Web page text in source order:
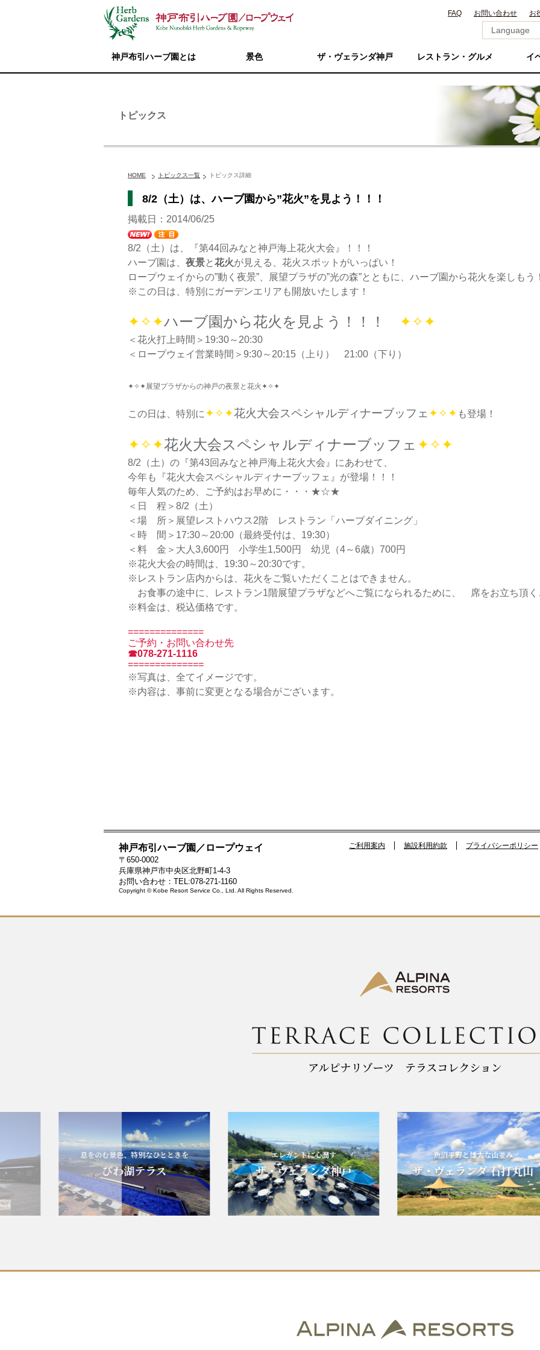
FAQ お問い合わせ お
神戸布引ハーブ園とは 景色 ザ・ヴェランダ神戸 レストラン・グルメ イ
トピックス
HOME トピックス一覧 トピックス詳細
8/2（土）は、ハーブ園から”花火”を見よう！！！
掲載日：2014/06/25
8/2（土）は、『第44回みなと神戸海上花火大会』！！！
ハーブ園は、 夜景と花火が見える、花火スポットがいっぱい！
ロープウェイからの”動く夜景”、展望プラザの”光の森”とともに、ハーブ園から花火を楽しもう
※この日は、特別にガーデンエリアも開放いたします！
✦✧✦ハーブ園から花火を見よう！！！ ✦✧✦
＜花火打上時間＞19:30～20:30
＜ロープウェイ営業時間＞9:30～20:15（上り） 21:00（下り）
✦✧✦展望プラザからの神戸の夜景と花火✦✧✦
この日は、特別に✦✧✦花火大会スペシャルディナーブッフェ ✦✧✦ も登場！
✦✧✦花火大会スペシャルディナーブッフェ✦✧✦
8/2（土）の『第43回みなと神戸海上花火大会』にあわせて、
今年も『花火大会スペシャルディナーブッフェ』が登場！！！
毎年人気のため、ご予約はお早めに・・・★☆★
＜日 程＞8/2（土）
＜場 所＞展望レストハウス2階 レストラン「ハーブダイニング」
＜時 間＞17:30～20:00（最終受付は、19:30）
＜料 金＞大人3,600円 小学生1,500円 幼児（4～6歳）700円
※花火大会の時間は、19:30～20:30です。
※レストラン店内からは、花火をご覧いただくことはできません。
お食事の途中に、レストラン1階展望プラザなどへご覧になられるために、 席をお立ち頂く
※料金は、税込価格です。
==============
ご予約・お問い合わせ先
☎078-271-1116
==============
※写真は、全てイメージです。
※内容は、事前に変更となる場合がございます。
神戸布引ハーブ園／ロープウェイ
〒650-0002
兵庫県神戸市中央区北野町1-4-3
お問い合わせ：TEL:078-271-1160
Copyright © Kobe Resort Service Co., Ltd. All Rights Reserved.
息をのむ景色、特別なひとときを
びわ湖テラス
エレガントに心潤す
ザ・ヴェランダ神戸
魚沼平野と雄大な山並み
ザ・ヴェランダ 石打丸山
ご利用案内 施設利用約款 プライバシーポリシー